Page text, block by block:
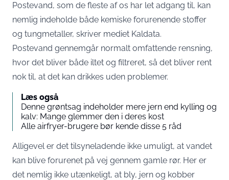
Postevand, som de fleste af os har let adgang til, kan
nemlig indeholde både kemiske forurenende stoffer
og tungmetaller, skriver mediet Kaldata.
Postevand gennemgår normalt omfattende rensning,
hvor det bliver både iltet og filtreret, så det bliver rent
nok til, at det kan drikkes uden problemer.
Læs også
Denne grøntsag indeholder mere jern end kylling og
kalv: Mange glemmer den i deres kost
Alle airfryer-brugere bør kende disse 5 råd
Alligevel er det tilsyneladende ikke umuligt, at vandet
kan blive forurenet på vej gennem gamle rør. Her er
det nemlig ikke utænkeligt, at bly, jern og kobber